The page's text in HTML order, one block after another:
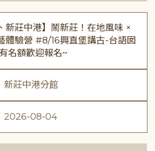
新莊中港】鬧新莊！在地風味 ×
體驗營 #8/16興直堡講古-台語囡
名額歡迎報名~
新莊中港分館
2026-08-04